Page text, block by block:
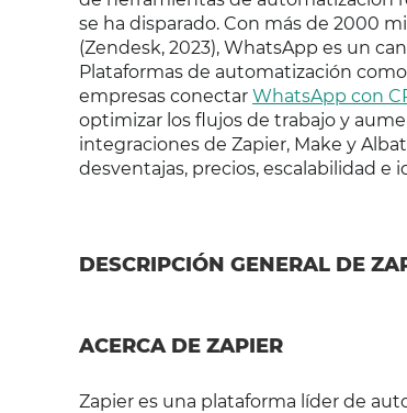
se ha disparado. Con más de 2000
(Zendesk, 2023), WhatsApp es un
Plataformas de automatización
empresas conectar WhatsApp con
optimizar los flujos de trabajo y
integraciones de Zapier, Make y
desventajas, precios, escalabilidad
DESCRIPCIÓN GENERAL DE
ACERCA DE ZAPIER
Zapier es una plataforma líder de